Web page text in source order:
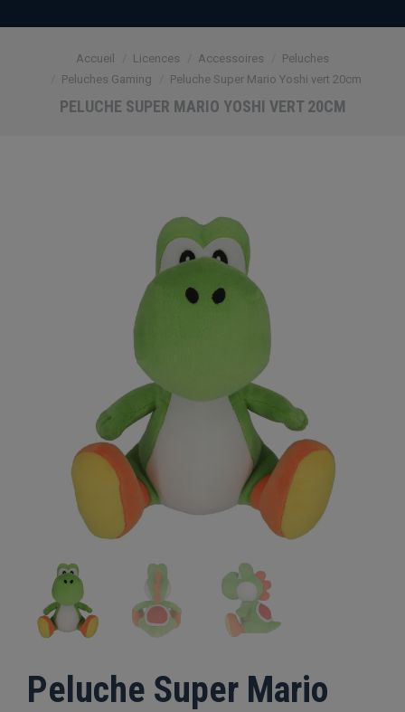
Vous êtes ici :
Accueil Licences Accessoires
Peluches
Peluches Gaming
Peluche Super Mario Yoshi vert 20cm
PELUCHE SUPER MARIO YOSHI VERT 20CM
Peluche Super Mario